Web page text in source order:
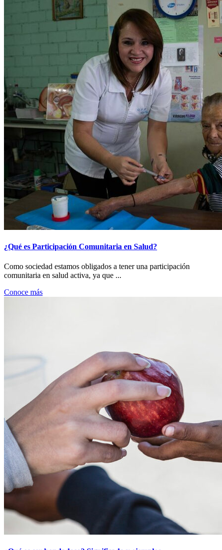
¿Qué es Participación Comunitaria en Salud?
Como sociedad estamos obligados a tener una participación
comunitaria en salud activa, ya que ...
Conoce más